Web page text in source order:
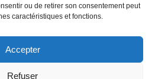
ou de retirer son consentement peut
caractéristiques et fonctions.
Accepter
Refuser